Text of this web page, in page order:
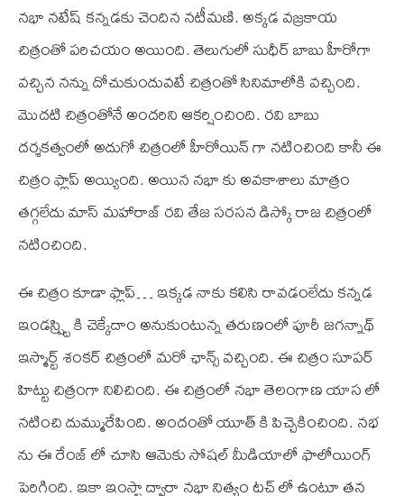
నభా నటేష్ కన్నడకు చెందిన నటీమణి. అక్కడ వజ్రకాయ
చిత్రంతో పరిచయం అయింది. తెలుగులో సుధీర్ బాబు హీరోగా
వచ్చిన నన్ను దోచుకుందువటే చిత్రంతో సినిమాలోకి వచ్చింది.
మొదటి చిత్రంతోనే అందరిని ఆకర్షించింది. రవి బాబు
దర్శకత్వంలో అదుగో చిత్రంలో హీరోయిన్ గా నటించింది కానీ ఈ
చిత్రం ఫ్లాప్ అయ్యింది. అయిన నభా కు అవకాశాలు మాత్రం
తగ్గలేదు మాస్ మహారాజ్ రవి తేజ సరసన డిస్కో రాజ చిత్రంలో
నటించింది.
ఈ చిత్రం కూడా ఫ్లాప్… ఇక్కడ నాకు కలిసి రావడంలేదు కన్నడ
ఇండస్ష్ట్రి కి చెక్కేదాం అనుకుంటున్న తరుణంలో పూరీ జగన్నాథ్
ఇస్మార్ట్ శంకర్ చిత్రంలో మరో ఛాన్స్ వచ్చింది. ఈ చిత్రం సూపర్
హిట్టు చిత్రంగా నిలిచింది. ఈ చిత్రంలో నభా తెలంగాణ యాస లో
నటించి దుమ్మురేపింది. అందంతో యూత్ కి పిచ్చెకించింది. నభ
ను ఈ రేంజ్ లో చూసి ఆమెకు సోషల్ మీడియాలో ఫాలోయింగ్
పెరిగింది. ఇకా ఇంస్టా ద్వారా నభా నిత్యం టచ్ లో ఉంటూ తన